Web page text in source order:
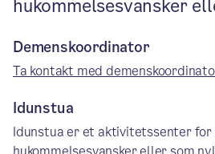
hukommelsesvansker
Demenskoordinator
Ta kontakt med
Idunstua
Idunstua er et aktivitetssenter for